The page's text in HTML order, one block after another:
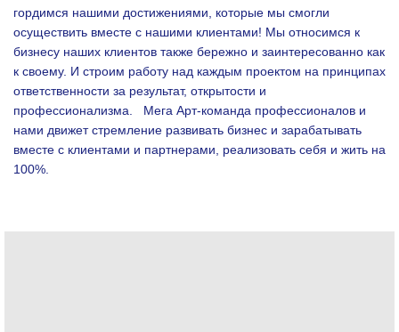
гордимся нашими достижениями, которые мы смогли
осуществить вместе с нашими клиентами! Мы относимся к
бизнесу наших клиентов также бережно и заинтересованно как
к своему. И строим работу над каждым проектом на принципах
ответственности за результат, открытости и
профессионализма. Мега Арт-команда профессионалов и
нами движет стремление развивать бизнес и зарабатывать
вместе с клиентами и партнерами, реализовать себя и жить на
100%.